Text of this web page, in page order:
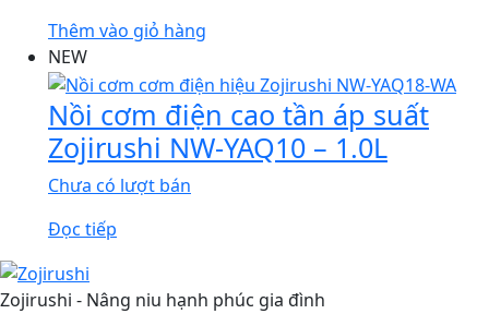
Thêm vào giỏ hàng
NEW
Nồi cơm điện cao tần áp suất
Zojirushi NW-YAQ10 – 1.0L
Chưa có lượt bán
Đọc tiếp
Zojirushi - Nâng niu hạnh phúc gia đình